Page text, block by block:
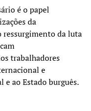
é o papel
da
ressurgimento da luta
trabalhadores
e
ao Estado burguês.